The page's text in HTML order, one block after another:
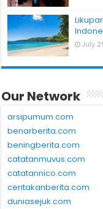
July
Our Network
arsipumum.com
benarberita.com
beningberita.com
catatanmuvus.com
catatannico.com
ceritakanberita.com
duniasejuk.com